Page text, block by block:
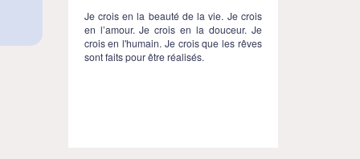
Je crois en la beauté de la vie. Je crois
en l’amour. Je crois en la douceur. Je
crois en l'humain. Je crois que les rêves
sont faits pour être réalisés.